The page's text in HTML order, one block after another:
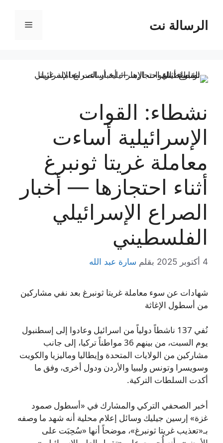
المحتوىالرسالة نت القائمة
نشطاء: القوات
الإسرائيلية أساءت
معاملة غريتا ثونبرغ
أثناء احتجازها — أخبار
الصراع الإسرائيلي
الفلسطيني
4 أكتوبر 2025 بقلم سارة عبد الله
شهادات عن سوء معاملة غريتا ثونبرغ بعد نفي مشاركين
من أسطول الإغاثة
نُفي 137 ناشطاً دولياً من اسرائيل وعادوا إلى إسطنبول
يوم السبت، من بينهم 36 مواطناً تركيا، إلى جانب
مشاركين من الولايات المتحدة وإيطاليا وماليزيا والكويت
وسويسرا وتونس وليبيا والأردن ودول أخرى، وفق ما
أكدت السلطات التركية.
أخبر الصحفي التركي والمشارك في «أسطول صمود
غزة» إرسين جيليك وسائل إعلام محلية أنه شهد ما وصفه
بـ«تعذيب غريتا ثونبرغ»، موضحاً أنها «سُحِبَت على